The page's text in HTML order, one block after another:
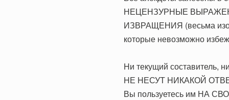
НЕЦЕНЗУРНЫЕ
ИЗВРАЩЕНИЯ (весьма
которые невозможно
Hи текущий составитель,
HЕ HЕСУТ HИКАКОЙ
Вы пользуетесь им НА